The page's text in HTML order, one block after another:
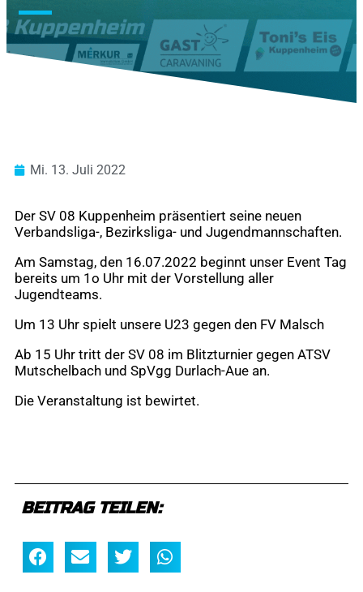
Mi. 13. Juli 2022
Der SV 08 Kuppenheim präsentiert seine neuen
Verbandsliga-, Bezirksliga- und Jugendmannschaften.
Am Samstag, den 16.07.2022 beginnt unser Event Tag
bereits um 1o Uhr mit der Vorstellung aller
Jugendteams.
Um 13 Uhr spielt unsere U23 gegen den FV Malsch
Ab 15 Uhr tritt der SV 08 im Blitzturnier gegen ATSV
Mutschelbach und SpVgg Durlach-Aue an.
Die Veranstaltung ist bewirtet.
BEITRAG TEILEN: